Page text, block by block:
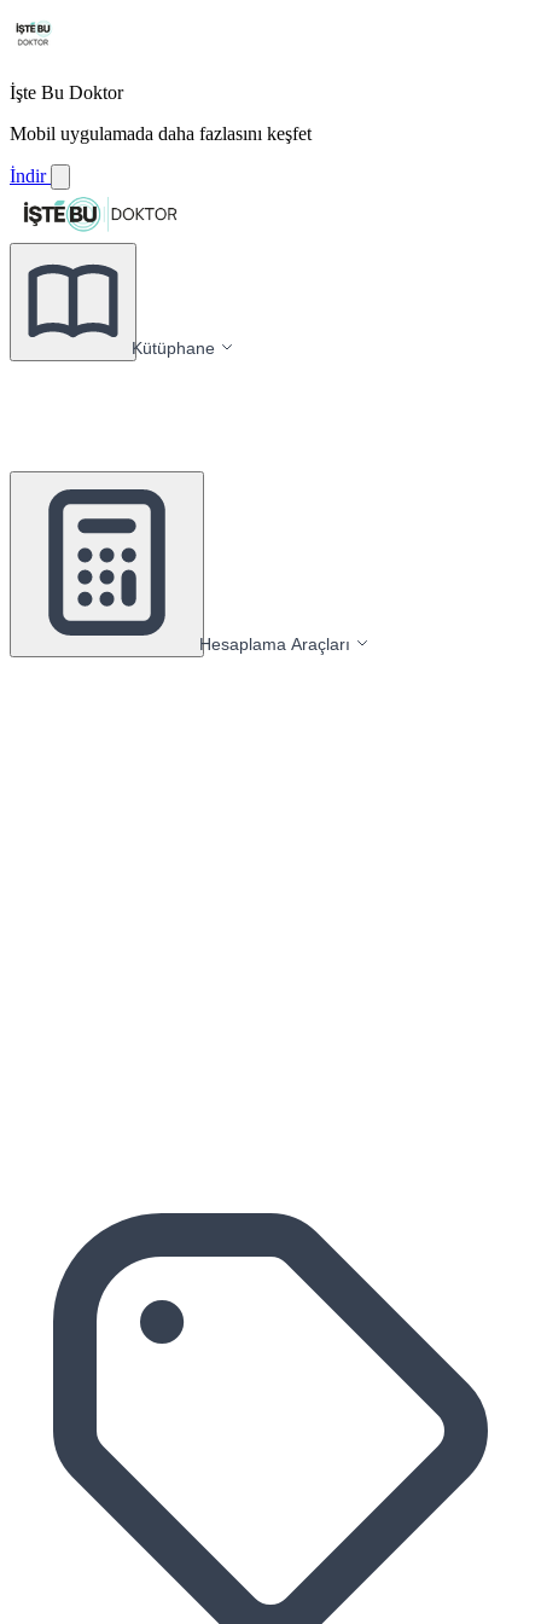
İşte Bu Doktor
Mobil uygulamada daha fazlasını keşfet
İndir
Kütüphane
Hesaplama Araçları